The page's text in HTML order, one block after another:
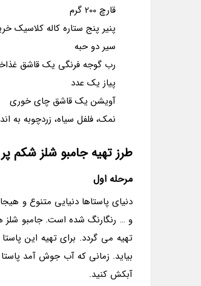
قارچ 200 گرم
پنیر پنج ستاره کاله کلاسیک خرید
سیر دو حبه
رب گوجه فرنگی یک قاشق
پیاز یک عدد
آویشن یک قاشق چای خوری
نمک، فلفل سیاه، زردچوبه به
طرز تهیه جامبو شلز شکم
مرحله اول
دنیای پاستاها دنیایی متنوع و
و … رنگارنگ شده است. جامبو شلز
تهیه می گردد. برای تهیه این
آبکش کنید.